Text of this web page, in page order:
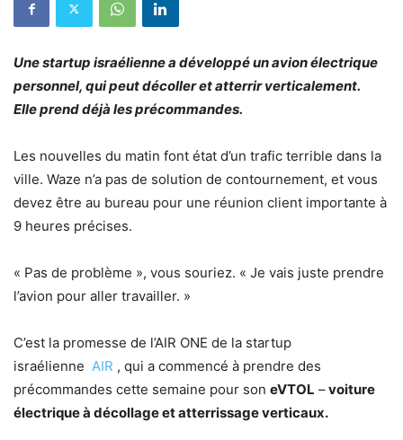
Une startup israélienne a développé un avion électrique
personnel, qui peut décoller et atterrir verticalement.
Elle prend déjà les précommandes.
Les nouvelles du matin font état d’un trafic terrible dans la
ville. Waze n’a pas de solution de contournement, et vous
devez être au bureau pour une réunion client importante à
9 heures précises.
« Pas de problème », vous souriez. « Je vais juste prendre
l’avion pour aller travailler. »
C’est la promesse de l’AIR ONE de la startup
israélienne AIR , qui a commencé à prendre des
précommandes cette semaine pour son eVTOL –voiture
électrique à décollage et atterrissage verticaux.